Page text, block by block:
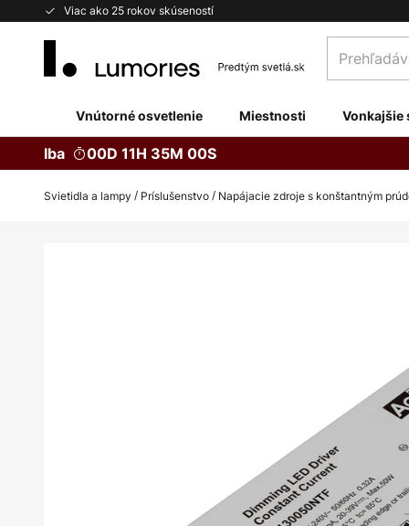
Viac ako 25 rokov skúseností
Skip
obchod
Vnútorné osvetlenie Miestnosti Vonkajšie
Iba 00D 11H 34M 59S
Svietidla a lampy Príslušenstvo Napájacie zdroje s konštantným